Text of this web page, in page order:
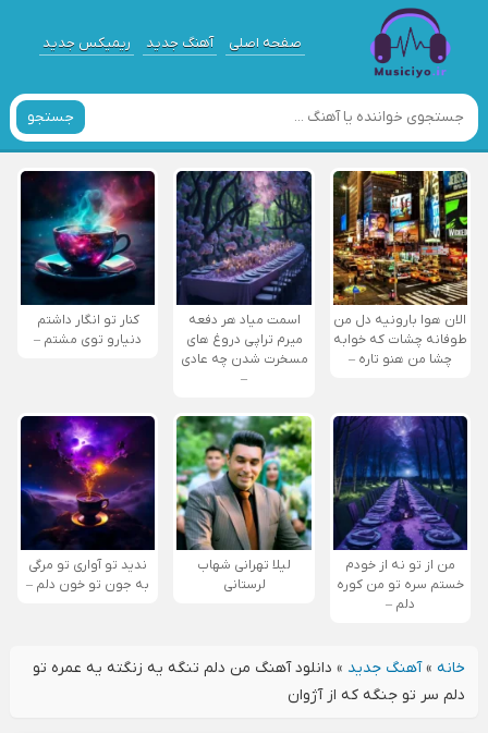
صفحه اصلی آهنگ جدید ریمیکس جدید
جستجو
الان هوا بارونیه دل من
طوفانه چشات که خوابه
چشا من هنو تاره –
اسمت میاد هر دفعه
میرم تراپی دروغ‌ های
مسخرت شدن چه عادی
–
کنار تو انگار داشتم
دنیارو توی مشتم –
من از تو نه از خودم
خستم سره تو من کوره
دلم –
لیلا تهرانی شهاب
لرستانی
ندید تو آواری تو مرگی
به جون تو خون دلم –
خانه»آهنگ جدید » دانلود آهنگ من دلم تنگه یه زنگته یه عمره تو
دلم سر تو جنگه که از آژوان